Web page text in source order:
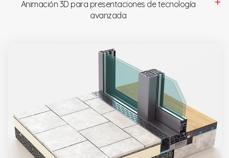
Animación 3D para presentaciones de tecnología
avanzada